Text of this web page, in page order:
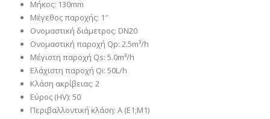
Μήκος: 130mm
Μέγεθος παροχής: 1″
Ονομαστική διάμετρος: DN20
Ονομαστική παροχή Qp: 2.5m³/h
Μέγιστη παροχή Qs: 5.0m³/h
Ελάχιστη παροχή Qi: 50L/h
Κλάση ακρίβειας: 2
Εύρος (HV): 50
Περιβαλλοντική κλάση: A (E1;M1)